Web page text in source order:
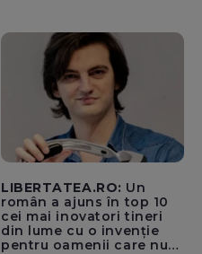
pentru instaurarea
„cenzurii” pe platforma X
LIBERTATEA.RO: Un
român a ajuns în top 10
cei mai inovatori tineri
din lume cu o invenție
pentru oamenii care nu